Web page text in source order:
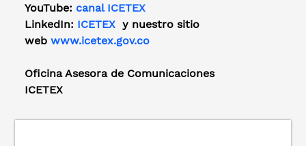
YouTube: canal ICETEX
LinkedIn: ICETEX y nuestro sitio
web www.icetex.gov.co
Oficina Asesora de Comunicaciones
ICETEX